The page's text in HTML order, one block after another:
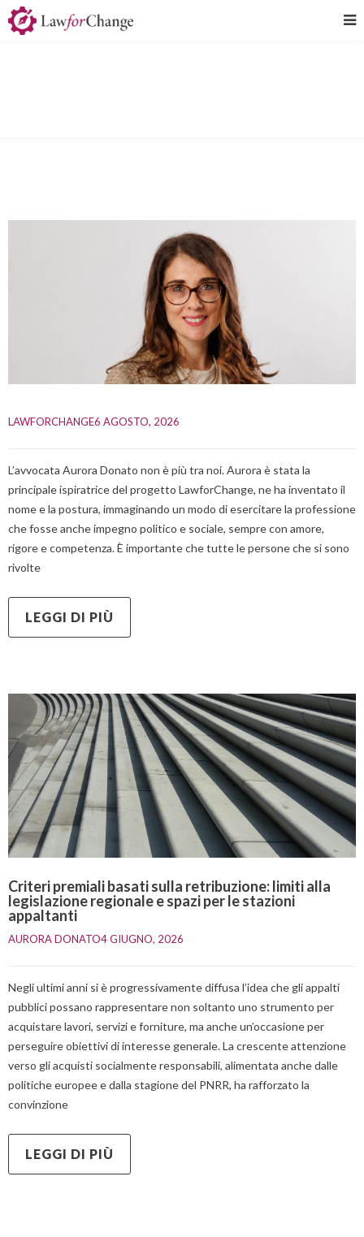
LAWFORCHANGE6 AGOSTO, 2026
L’avvocata Aurora Donato non è più tra noi. Aurora è stata la
principale ispiratrice del progetto LawforChange, ne ha inventato il
nome e la postura, immaginando un modo di esercitare la professione
che fosse anche impegno politico e sociale, sempre con amore,
rigore e competenza. È importante che tutte le persone che si sono
rivolte
LEGGI DI PIÙ
Criteri premiali basati sulla retribuzione: limiti alla
legislazione regionale e spazi per le stazioni
appaltanti
AURORA DONATO4 GIUGNO, 2026
Negli ultimi anni si è progressivamente diffusa l’idea che gli appalti
pubblici possano rappresentare non soltanto uno strumento per
acquistare lavori, servizi e forniture, ma anche un’occasione per
perseguire obiettivi di interesse generale. La crescente attenzione
verso gli acquisti socialmente responsabili, alimentata anche dalle
politiche europee e dalla stagione del PNRR, ha rafforzato la
convinzione
LEGGI DI PIÙ